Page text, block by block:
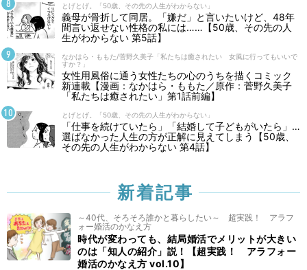
とげとげ。「50歳、その先の人生がわからない」
義母が骨折して同居。「嫌だ」と言いたいけど、48年
間言い返せない性格の私には……【50歳、その先の人
生がわからない 第5話】
なかはら・ももた/菅野久美子「私たちは癒されたい 女風に行ってもいいで
すか？」
女性用風俗に通う女性たちの心のうちを描くコミック
新連載【漫画：なかはら・ももた／原作：菅野久美子
「私たちは癒されたい」第1話前編】
とげとげ。「50歳、その先の人生がわからない」
「仕事を続けていたら」「結婚して子どもがいたら」…
選ばなかった人生の方が正解に見えてしまう【50歳、
その先の人生がわからない 第4話】
新着記事
～40代、そろそろ誰かと暮らしたい～ 超実践！ アラフ
ォー婚活のかなえ方
時代が変わっても、結局婚活でメリットが大きい
のは「知人の紹介」説！【超実践！ アラフォー
婚活のかなえ方 vol.10】